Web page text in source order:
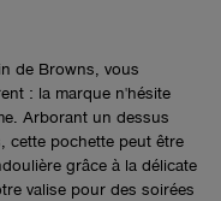
de Browns, vous
: la marque n'hésite
Arborant un dessus
cette pochette peut être
grâce à la délicate
valise pour des soirées